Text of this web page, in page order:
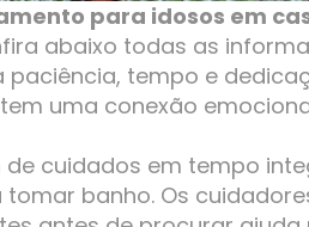
para idosos em
abaixo todas as
tempo e
uma conexão
cuidados em tempo
banho. Os